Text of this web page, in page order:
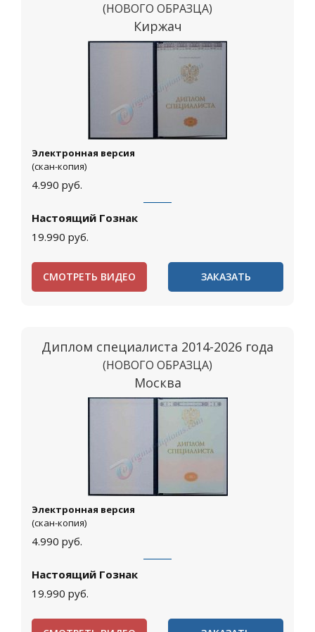
(НОВОГО ОБРАЗЦА)
Киржач
Электронная версия
(скан-копия)
4.990 руб.
Настоящий Гознак
19.990 руб.
СМОТРЕТЬ ВИДЕО ЗАКАЗАТЬ
Диплом специалиста 2014-2026 года
(НОВОГО ОБРАЗЦА)
Москва
Электронная версия
(скан-копия)
4.990 руб.
Настоящий Гознак
19.990 руб.